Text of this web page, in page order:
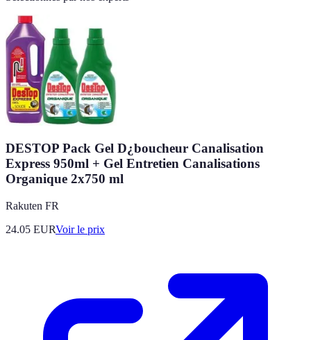
DESTOP Pack Gel D¿boucheur Canalisation
Express 950ml + Gel Entretien Canalisations
Organique 2x750 ml
Rakuten FR
24.05 EURVoir le prix